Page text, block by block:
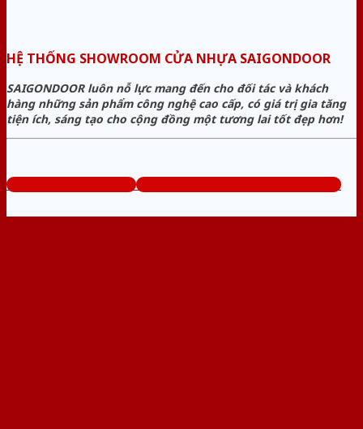
HỆ THỐNG SHOWROOM CỬA NHỰA SAIGONDOOR
SAIGONDOOR luôn nỗ lực mang đến cho đối tác và khách
hàng những sản phẩm công nghệ cao cấp, có giá trị gia tăng
tiện ích, sáng tạo cho cộng đồng một tương lai tốt đẹp hơn!
www.sieuthicuanhua.net Tổng đài tư vấn miễn phí: 0824.400.400